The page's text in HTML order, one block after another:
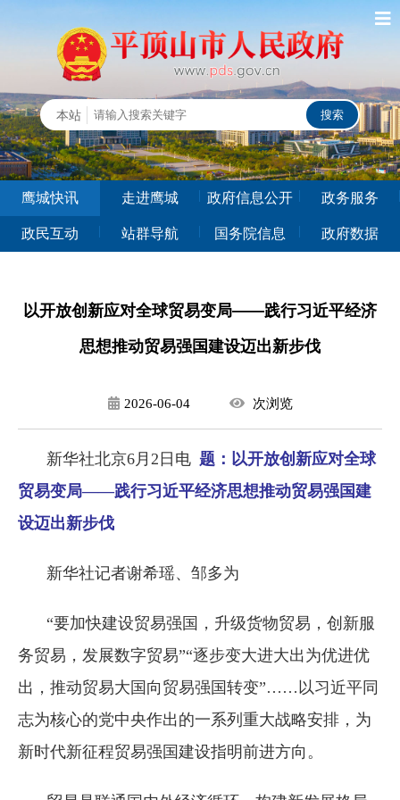
鹰城快讯 走进鹰城 政府信息公开 政务服务
政民互动 站群导航 国务院信息 政府数据
以开放创新应对全球贸易变局——践行习近平经济
思想推动贸易强国建设迈出新步伐
2026-06-04 次浏览
新华社北京6月2日电 题：以开放创新应对全球
贸易变局——践行习近平经济思想推动贸易强国建
设迈出新步伐
新华社记者谢希瑶、邹多为
“要加快建设贸易强国，升级货物贸易，创新服
务贸易，发展数字贸易”“逐步变大进大出为优进优
出，推动贸易大国向贸易强国转变”……以习近平同
志为核心的党中央作出的一系列重大战略安排，为
新时代新征程贸易强国建设指明前进方向。